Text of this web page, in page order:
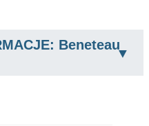
Beneteau